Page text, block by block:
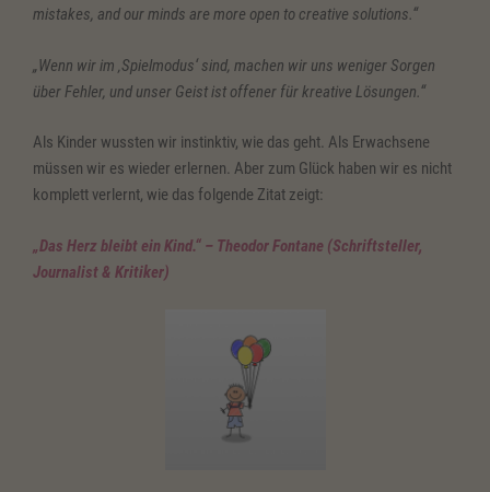
mistakes, and our minds are more open to creative solutions.“
„Wenn wir im ‚Spielmodus‘ sind, machen wir uns weniger Sorgen
über Fehler, und unser Geist ist offener für kreative Lösungen.“
Als Kinder wussten wir instinktiv, wie das geht. Als Erwachsene
müssen wir es wieder erlernen. Aber zum Glück haben wir es nicht
komplett verlernt, wie das folgende Zitat zeigt:
„Das Herz bleibt ein Kind.“ – Theodor Fontane (Schriftsteller,
Journalist & Kritiker)